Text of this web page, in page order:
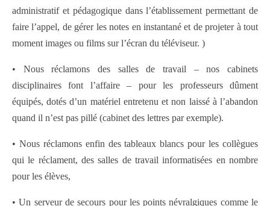
administratif et pédagogique dans l’établissement permettant de
faire l’appel, de gérer les notes en instantané et de projeter à tout
moment images ou films sur l’écran du téléviseur. )
• Nous réclamons des salles de travail – nos cabinets
disciplinaires font l’affaire – pour les professeurs dûment
équipés, dotés d’un matériel entretenu et non laissé à l’abandon
quand il n’est pas pillé (cabinet des lettres par exemple).
• Nous réclamons enfin des tableaux blancs pour les collègues
qui le réclament, des salles de travail informatisées en nombre
pour les élèves,
• Un serveur de secours pour les points névralgiques comme le